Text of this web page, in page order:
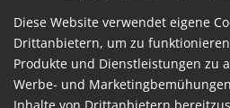
Diese Website verwendet eigene
Drittanbietern, um zu
Produkte und Dienstleistungen zu
Werbe- und